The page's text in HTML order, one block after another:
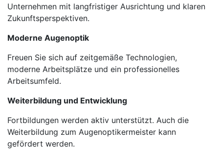
Unternehmen mit langfristiger Ausrichtung und klaren
Zukunftsperspektiven.
Moderne Augenoptik
Freuen Sie sich auf zeitgemäße Technologien,
moderne Arbeitsplätze und ein professionelles
Arbeitsumfeld.
Weiterbildung und Entwicklung
Fortbildungen werden aktiv unterstützt. Auch die
Weiterbildung zum Augenoptikermeister kann
gefördert werden.